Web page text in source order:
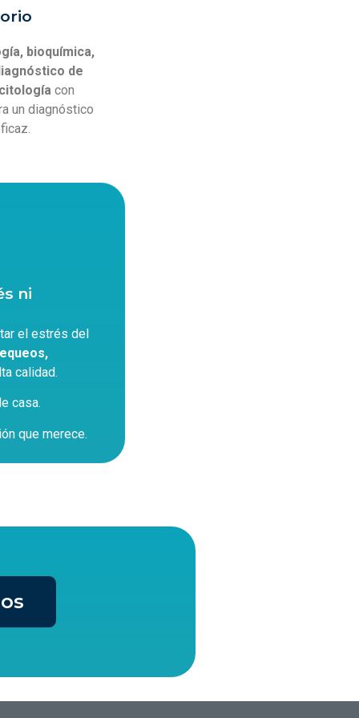
bioquímica,
de
con
un diagnóstico
ni
el estrés del
calidad.
casa.
que merece.